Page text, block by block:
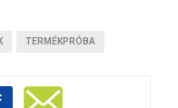
TERMÉKPRÓBA